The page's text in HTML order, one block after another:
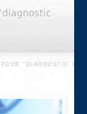
"DIAGNOSTIC